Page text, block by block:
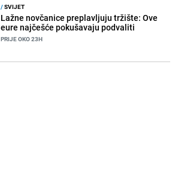
/SVIJET
Lažne novčanice preplavljuju tržište: Ove
eure najčešće pokušavaju podvaliti
PRIJE OKO 23H